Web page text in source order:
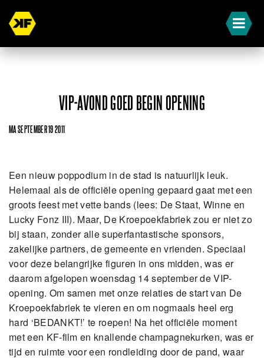
VIP-AVOND GOED BEGIN OPENING
MA SEPTEMBER 19 2011
Een nieuw poppodium in de stad is natuurlijk leuk.
Helemaal als de officiële opening gepaard gaat met een
groots feest met vette bands (lees: De Staat, Winne en
Lucky Fonz III). Maar, De Kroepoekfabriek zou er niet zo
bij staan, zonder alle superfantastische sponsors,
zakelijke partners, de gemeente en vrienden. Speciaal
voor deze belangrijke figuren in ons midden, was er
daarom afgelopen woensdag 14 september de VIP-
opening. Om samen met onze relaties de start van De
Kroepoekfabriek te vieren en om nogmaals heel erg
hard ‘BEDANKT!’ te roepen! Na het officiële moment
met een KF-film en knallende champagnekurken, was er
tijd en ruimte voor een rondleiding door de pand, waar